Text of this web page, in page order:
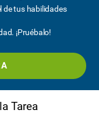
de tus habilidades
¡Pruébalo!
Tarea